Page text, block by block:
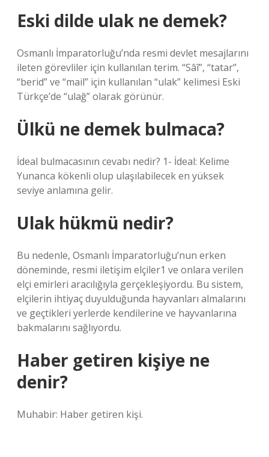
Eski dilde ulak ne demek?
Osmanlı İmparatorluğu’nda resmi devlet mesajlarını
ileten görevliler için kullanılan terim. “Sâî”, “tatar”,
“berid” ve “mail” için kullanılan “ulak” kelimesi Eski
Türkçe’de “ulağ” olarak görünür.
Ülkü ne demek bulmaca?
İdeal bulmacasının cevabı nedir? 1- İdeal: Kelime
Yunanca kökenli olup ulaşılabilecek en yüksek
seviye anlamına gelir.
Ulak hükmü nedir?
Bu nedenle, Osmanlı İmparatorluğu’nun erken
döneminde, resmi iletişim elçiler1 ve onlara verilen
elçi emirleri aracılığıyla gerçekleşiyordu. Bu sistem,
elçilerin ihtiyaç duyulduğunda hayvanları almalarını
ve geçtikleri yerlerde kendilerine ve hayvanlarına
bakmalarını sağlıyordu.
Haber getiren kişiye ne
denir?
Muhabir: Haber getiren kişi.